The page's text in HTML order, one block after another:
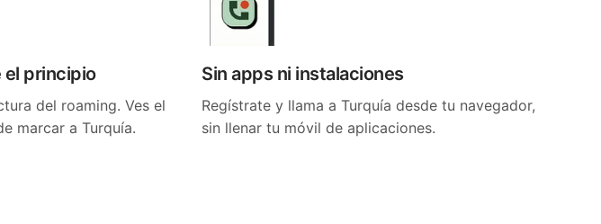
el principio
del roaming. Ves el
marcar a Turquía.
Sin apps ni instalaciones
Regístrate y llama a Turquía desde tu navegador,
sin llenar tu móvil de aplicaciones.